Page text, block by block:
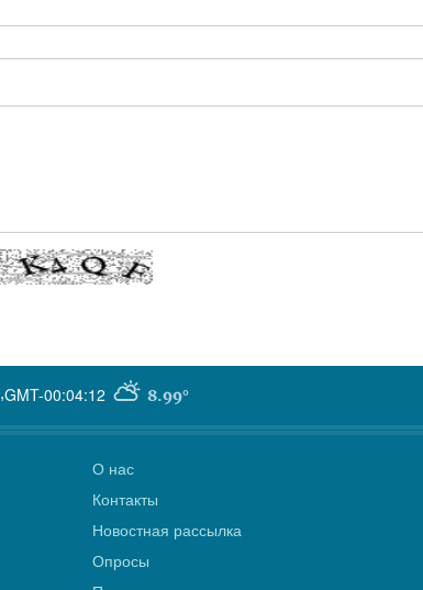
GMT-00:04:12 8.99°
,
О нас
Контакты
Новостная рассылка
Опросы